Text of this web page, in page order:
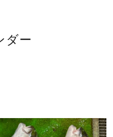
ダー